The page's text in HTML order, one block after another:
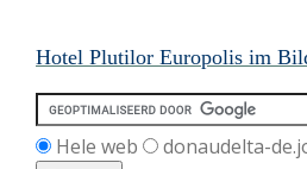
Hotel Plutilor Europolis im
Hele web donaudelta-